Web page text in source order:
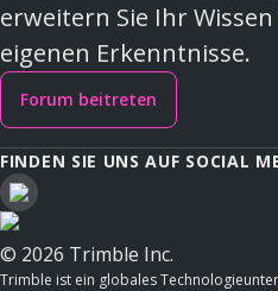
erweitern Sie Ihr
eigenen Erkenntnisse.
Forum beitreten
FINDEN SIE UNS AUF SOCIAL
© 2026 Trimble Inc.
Trimble ist ein globales